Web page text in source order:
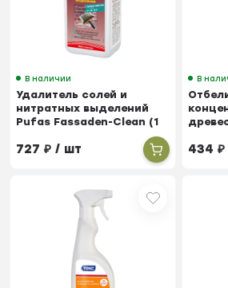
В наличии
Удалитель солей и
нитратных выделений
Pufas Fassaden-Clean (1
727₽ / шт
В
434₽